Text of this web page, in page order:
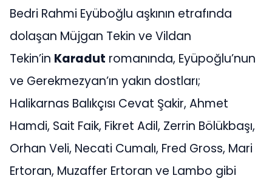
Bedri Rahmi Eyüboğlu aşkının etrafında
dolaşan Müjgan Tekin ve Vildan
Tekin’in Karadut romanında, Eyüpoğlu’nun
ve Gerekmezyan’ın yakın dostları;
Halikarnas Balıkçısı Cevat Şakir, Ahmet
Hamdi, Sait Faik, Fikret Adil, Zerrin Bölükbaşı,
Orhan Veli, Necati Cumalı, Fred Gross, Mari
Ertoran, Muzaffer Ertoran ve Lambo gibi